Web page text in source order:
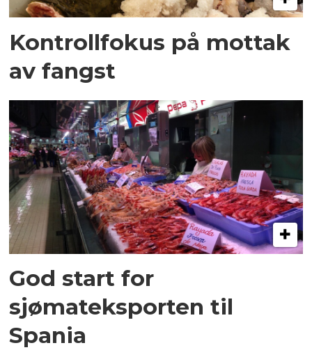
Kontrollfokus på mottak
av fangst
God start for
sjømateksporten til
Spania